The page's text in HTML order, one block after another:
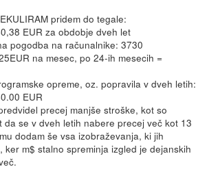
pridem do tegale:
EUR za obdobje dveh let
pogodba na računalnike: 3730
na mesec, po 24-ih mesecih =
opreme, oz. popravila v dveh letih:
EUR
precej manjše stroške, kot so
da se v dveh letih nabere precej več kot 13
dodam še vsa izobraževanja, ki jih
ker m$ stalno spreminja izgled je dejanskih